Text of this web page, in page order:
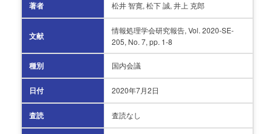
著者 松井 智寛, 松下 誠, 井上 克郎
文献
情報処理学会研究報告, Vol. 2020-SE-
205, No. 7, pp. 1-8
種別 国内会議
日付 2020年7月2日
査読 査読なし